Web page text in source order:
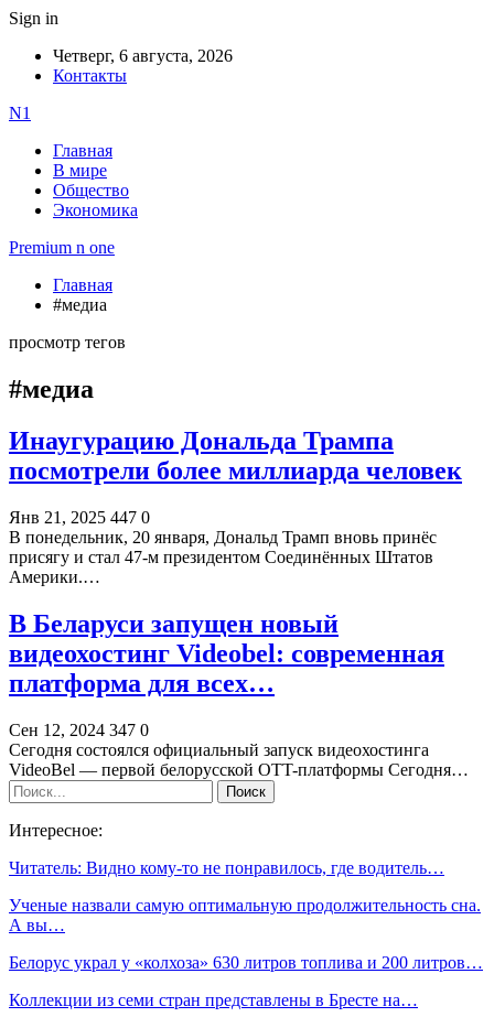
Sign in
Четверг, 6 августа, 2026
Контакты
N1
Главная
В мире
Общество
Экономика
Premium n one
Главная
#медиа
просмотр тегов
#медиа
Инаугурацию Дональда Трампа
посмотрели более миллиарда человек
Янв 21, 2025 447 0
В понедельник, 20 января, Дональд Трамп вновь принёс
присягу и стал 47-м президентом Соединённых Штатов
Америки.…
В Беларуси запущен новый
видеохостинг Videobel: современная
платформа для всех…
Сен 12, 2024 347 0
Сегодня состоялся официальный запуск видеохостинга
VideoBel — первой белорусской OTT-платформы Сегодня…
Интересное:
Читатель: Видно кому-то не понравилось, где водитель…
Ученые назвали самую оптимальную продолжительность сна.
А вы…
Белорус украл у «колхоза» 630 литров топлива и 200 литров…
Коллекции из семи стран представлены в Бресте на…